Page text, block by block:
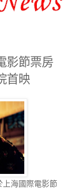
影節票房
首映
上海國際電影節